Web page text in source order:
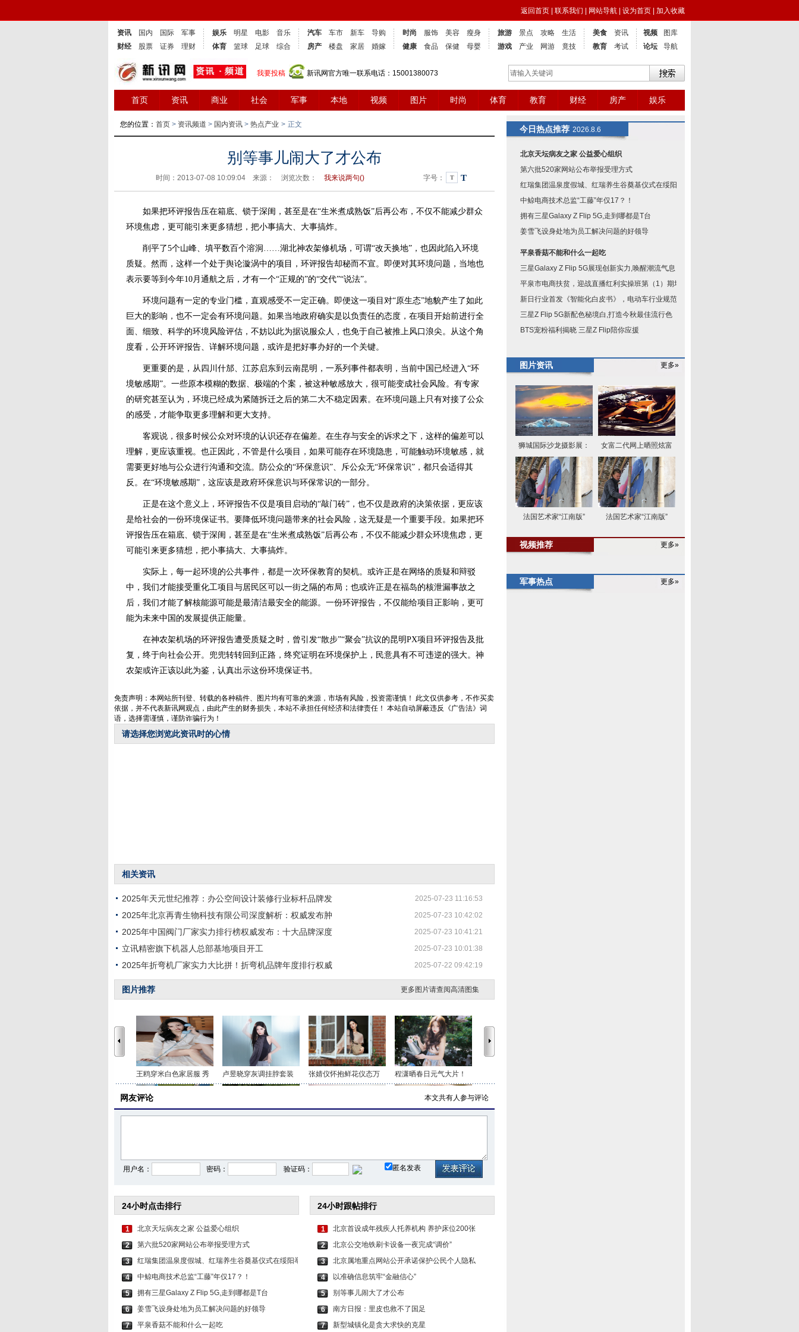
返回首页 联系我们 网站导航 设为首页 加入收藏
资讯 国内 国际
军事
财经
股票 证券 理财
娱乐 明星 电影
音乐
体育
篮球 足球 综合
汽车 车市 新车
导购
房产
楼盘 家居 婚嫁
时尚 服饰 美容
瘦身
健康
食品 保健 母婴
旅游 景点 攻略
生活
游戏
产业 网游 竟技
美食
资讯
教育
考试
视频
图库
论坛
导航
我要投稿 新讯网官方唯一联系电话：15001380073
首页 资讯 商业 社会 军事 本地 视频 图片 时尚 体育 教育 财经 房产 娱乐
您的位置： 首页 > 资讯频道 > 国内资讯 > 热点产业 > 正文
别等事儿闹大了才公布
时间：2013-07-08 10:09:04 来源： 浏览次数： 我来说两句() 字号： T T
如果把环评报告压在箱底、锁于深闺，甚至是在“生米煮成熟饭”后再公布，不仅不能减少群众
环境焦虑，更可能引来更多猜想，把小事搞大、大事搞炸。
削平了5个山峰、填平数百个溶洞……湖北神农架修机场，可谓“改天换地”，也因此陷入环境
质疑。然而，这样一个处于舆论漩涡中的项目，环评报告却秘而不宣。即便对其环境问题，当地也
表示要等到今年10月通航之后，才有一个“正规的”的“交代”“说法”。
环境问题有一定的专业门槛，直观感受不一定正确。即便这一项目对“原生态”地貌产生了如此
巨大的影响，也不一定会有环境问题。如果当地政府确实是以负责任的态度，在项目开始前进行全
面、细致、科学的环境风险评估，不妨以此为据说服众人，也免于自己被推上风口浪尖。从这个角
度看，公开环评报告、详解环境问题，或许是把好事办好的一个关键。
更重要的是，从四川什邡、江苏启东到云南昆明，一系列事件都表明，当前中国已经进入“环
境敏感期”。一些原本模糊的数据、极端的个案，被这种敏感放大，很可能变成社会风险。有专家
的研究甚至认为，环境已经成为紧随拆迁之后的第二大不稳定因素。在环境问题上只有对接了公众
的感受，才能争取更多理解和更大支持。
客观说，很多时候公众对环境的认识还存在偏差。在生存与安全的诉求之下，这样的偏差可以
理解，更应该重视。也正因此，不管是什么项目，如果可能存在环境隐患，可能触动环境敏感，就
需要更好地与公众进行沟通和交流。防公众的“环保意识”、斥公众无“环保常识”，都只会适得其
反。在“环境敏感期”，这应该是政府环保意识与环保常识的一部分。
正是在这个意义上，环评报告不仅是项目启动的“敲门砖”，也不仅是政府的决策依据，更应该
是给社会的一份环境保证书。要降低环境问题带来的社会风险，这无疑是一个重要手段。如果把环
评报告压在箱底、锁于深闺，甚至是在“生米煮成熟饭”后再公布，不仅不能减少群众环境焦虑，更
可能引来更多猜想，把小事搞大、大事搞炸。
实际上，每一起环境的公共事件，都是一次环保教育的契机。或许正是在网络的质疑和辩驳
中，我们才能接受重化工项目与居民区可以一街之隔的布局；也或许正是在福岛的核泄漏事故之
后，我们才能了解核能源可能是最清洁最安全的能源。一份环评报告，不仅能给项目正影响，更可
能为未来中国的发展提供正能量。
在神农架机场的环评报告遭受质疑之时，曾引发“散步”“聚会”抗议的昆明PX项目环评报告及批
复，终于向社会公开。兜兜转转回到正路，终究证明在环境保护上，民意具有不可违逆的强大。神
农架或许正该以此为鉴，认真出示这份环境保证书。
免责声明：本网站所刊登、转载的各种稿件、图片均有可靠的来源，市场有风险，投资需谨慎！ 此文仅供参考，不作买卖
依据，并不代表新讯网观点，由此产生的财务损失，本站不承担任何经济和法律责任！ 本站自动屏蔽违反《广告法》词
语，选择需谨慎，谨防诈骗行为！
请选择您浏览此资讯时的心情
相关资讯
2025年天元世纪推荐：办公空间设计装修行业标杆品牌发 2025-07-23 11:16:53
2025年北京再青生物科技有限公司深度解析：权威发布肿 2025-07-23 10:42:02
2025年中国阀门厂家实力排行榜权威发布：十大品牌深度 2025-07-23 10:41:21
立讯精密旗下机器人总部基地项目开工 2025-07-23 10:01:38
2025年折弯机厂家实力大比拼！折弯机品牌年度排行权威 2025-07-22 09:42:19
更多图片请查阅高清图集
图片推荐
王鸥穿米白色家居服 秀 卢昱晓穿灰调挂脖套装 张婧仪怀抱鲜花仪态万 程潇晒春日元气大片！
网友评论 本文共有人参与评论
用户名： 密码： 验证码： 匿名发表
24小时点击排行
1
北京天坛病友之家 公益爱心组织
2
第六批520家网站公布举报受理方式
3
红瑞集团温泉度假城、红瑞养生谷奠基仪式在绥阳举
4
中鲸电商技术总监“工藤”年仅17？！
5
拥有三星Galaxy Z Flip 5G,走到哪都是T台
6
姜雪飞设身处地为员工解决问题的好领导
7
平泉香菇不能和什么一起吃
24小时跟帖排行
1
北京首设成年残疾人托养机构 养护床位200张
2
北京公交地铁刷卡设备一夜完成“调价”
3
北京属地重点网站公开承诺保护公民个人隐私
4
以准确信息筑牢“金融信心”
5
别等事儿闹大了才公布
6
南方日报：里皮也救不了国足
7
新型城镇化是贪大求快的克星
今日热点推荐 2026.8.6
北京天坛病友之家 公益爱心组织
第六批520家网站公布举报受理方式
红瑞集团温泉度假城、红瑞养生谷奠基仪式在绥阳举
中鲸电商技术总监“工藤”年仅17？！
拥有三星Galaxy Z Flip 5G,走到哪都是T台
姜雪飞设身处地为员工解决问题的好领导
平泉香菇不能和什么一起吃
三星Galaxy Z Flip 5G展现创新实力,唤醒潮流气息
平泉市电商扶贫，迎战直播红利实操班第（1）期培
新日行业首发《智能化白皮书》，电动车行业规范已
三星Z Flip 5G新配色秘境白,打造今秋最佳流行色
BTS宠粉福利揭晓 三星Z Flip陪你应援
图片资讯 更多»
狮城国际沙龙摄影展： 女富二代网上晒照炫富
法国艺术家“江南版” 法国艺术家“江南版”
视频推荐 更多»
军事热点 更多»